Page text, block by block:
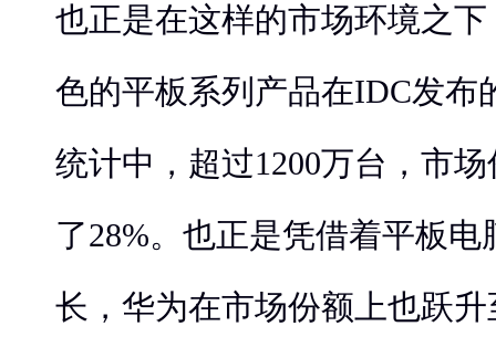
也正是在这样的市场环境之
色的平板系列产品在IDC发布
统计中，超过1200万台，市
了28%。也正是凭借着平板
长，华为在市场份额上也跃